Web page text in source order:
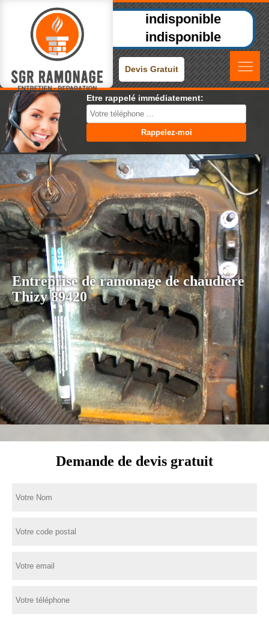
indisponible
indisponible
Devis Gratuit
Etre rappelé immédiatement:
Entreprise de ramonage de chaudière
Thizy 89420
Demande de devis gratuit